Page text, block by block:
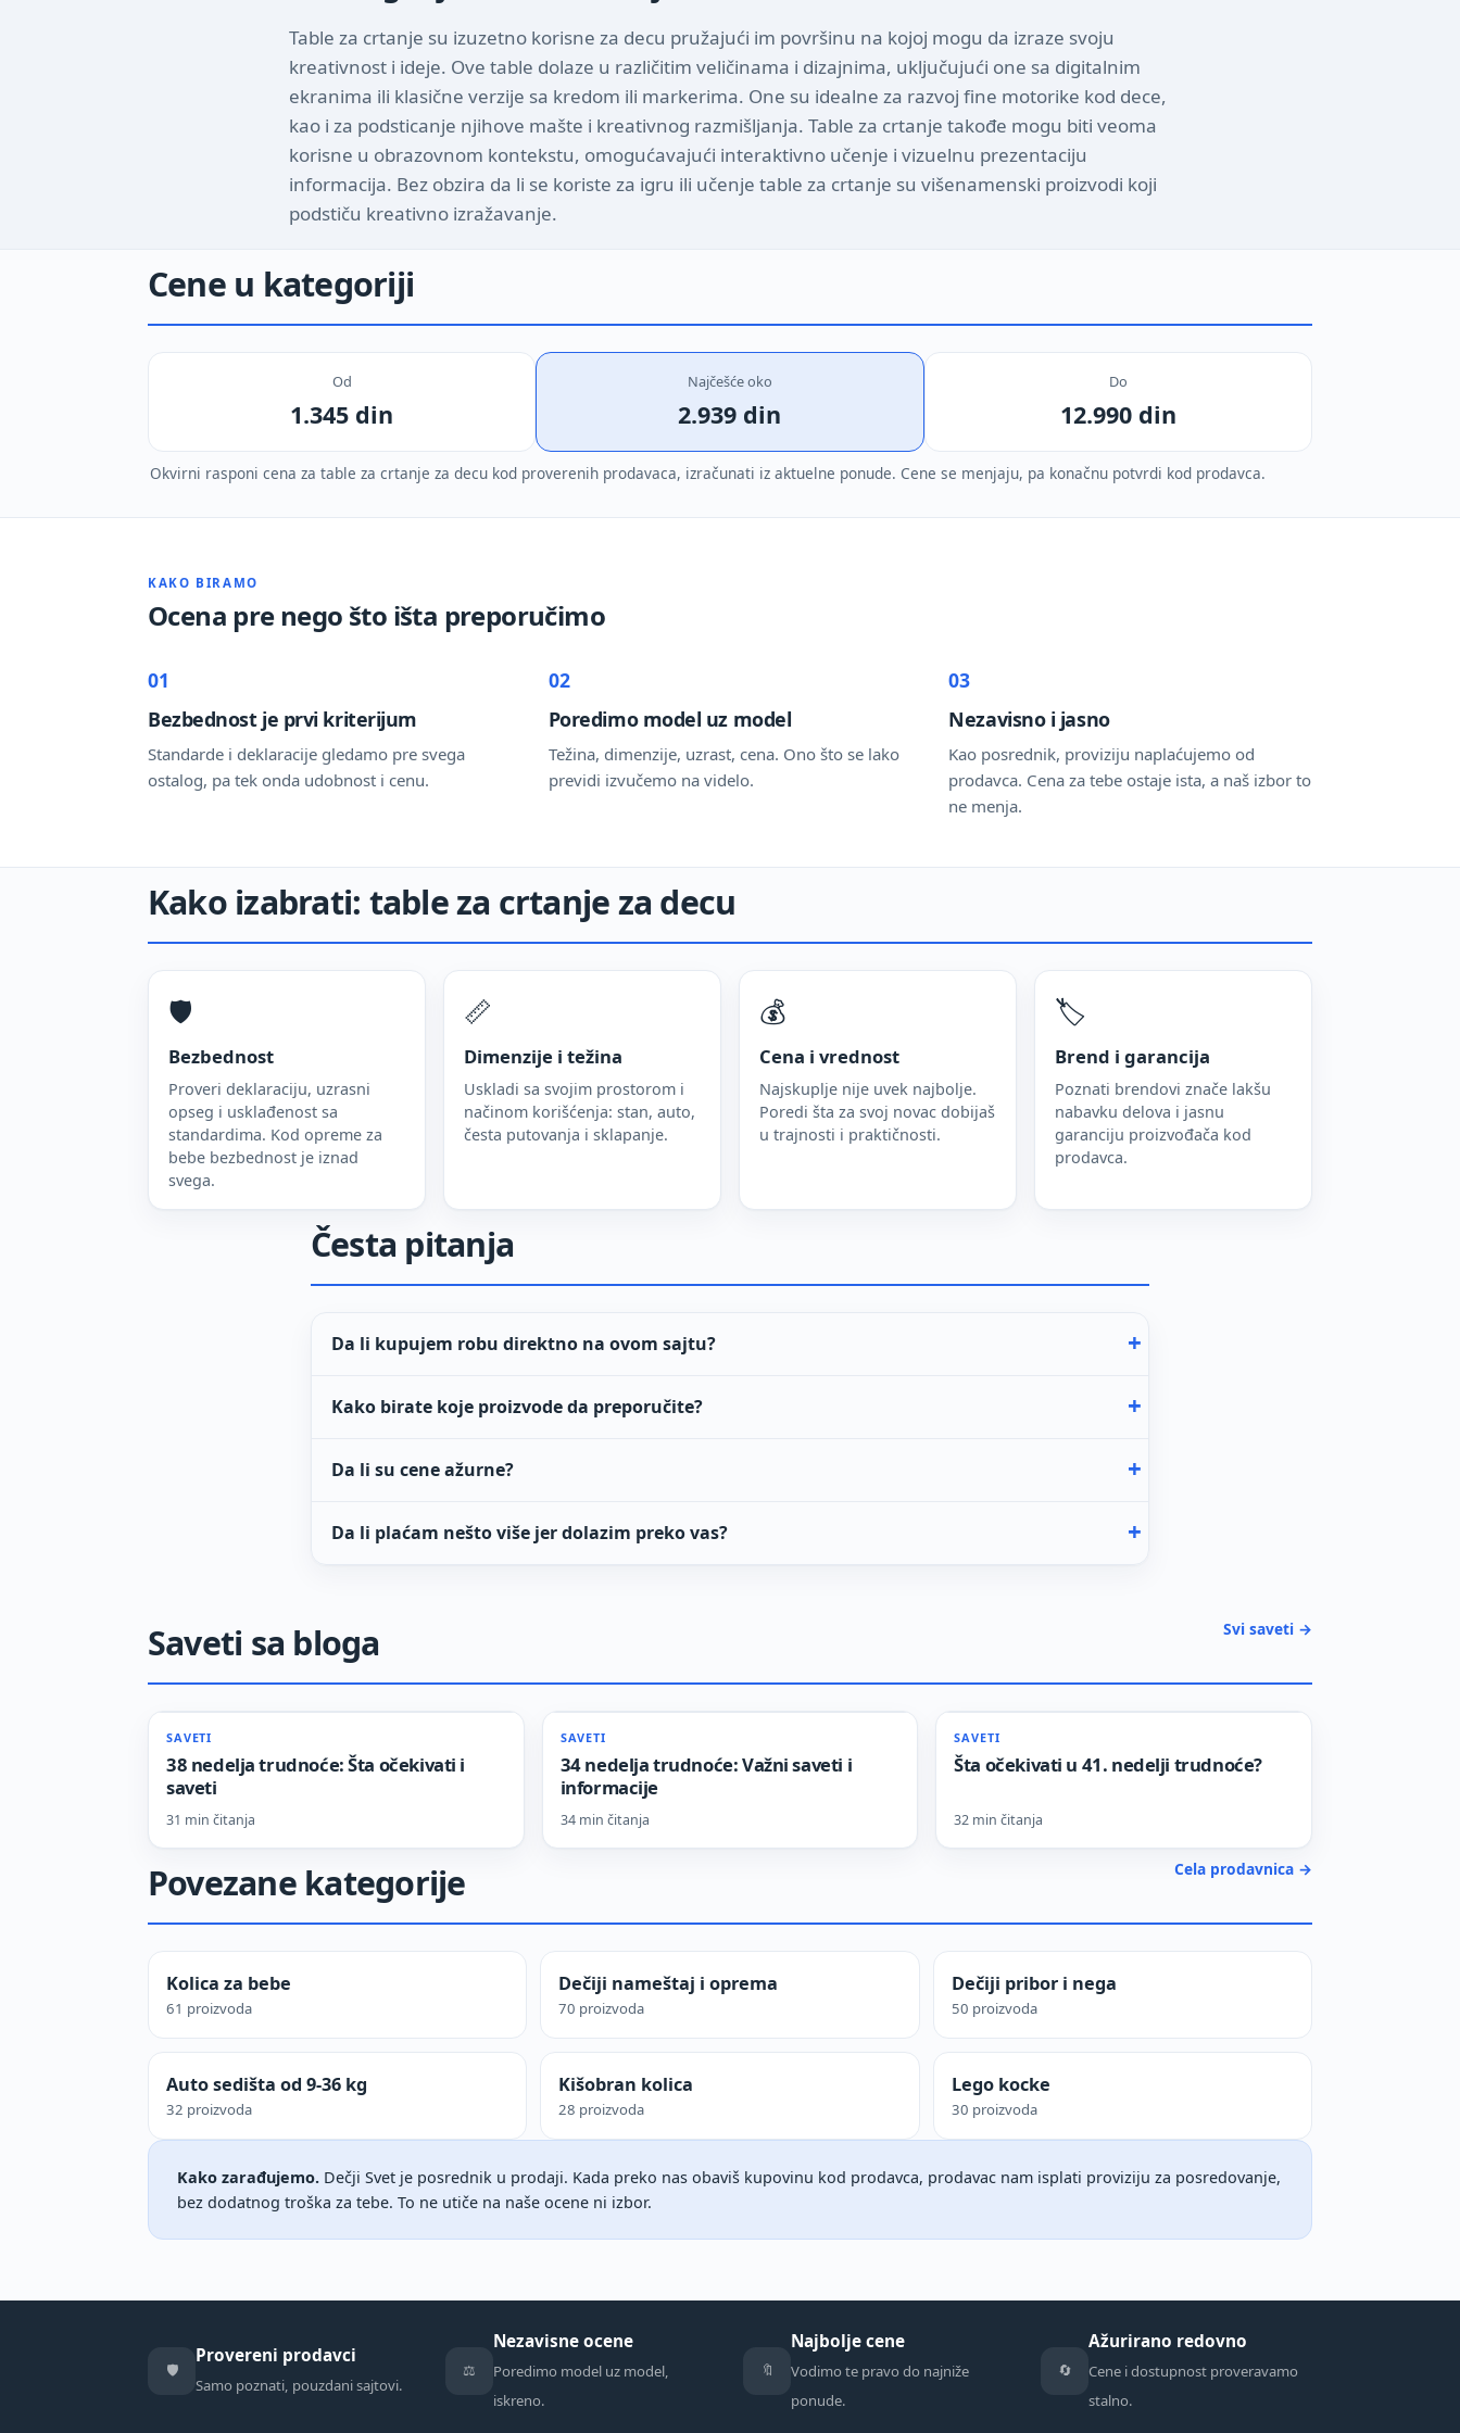
Table za crtanje su izuzetno korisne za decu pružajući im površinu na kojoj mogu da izraze svoju
kreativnost i ideje. Ove table dolaze u različitim veličinama i dizajnima, uključujući one sa digitalnim
ekranima ili klasične verzije sa kredom ili markerima. One su idealne za razvoj fine motorike kod dece,
kao i za podsticanje njihove mašte i kreativnog razmišljanja. Table za crtanje takođe mogu biti veoma
korisne u obrazovnom kontekstu, omogućavajući interaktivno učenje i vizuelnu prezentaciju
informacija. Bez obzira da li se koriste za igru ili učenje table za crtanje su višenamenski proizvodi koji
podstiču kreativno izražavanje.
Cene u kategoriji
Od
1.345 din
Najčešće oko
2.939 din
Do
12.990 din
Okvirni rasponi cena za table za crtanje za decu kod proverenih prodavaca, izračunati iz aktuelne ponude. Cene se menjaju, pa konačnu potvrdi kod prodavca.
KAKO BIRAMO
Ocena pre nego što išta preporučimo
01
Bezbednost je prvi kriterijum
Standarde i deklaracije gledamo pre svega
ostalog, pa tek onda udobnost i cenu.
02
Poredimo model uz model
Težina, dimenzije, uzrast, cena. Ono što se lako
previdi izvučemo na videlo.
03
Nezavisno i jasno
Kao posrednik, proviziju naplaćujemo od
prodavca. Cena za tebe ostaje ista, a naš izbor to
ne menja.
Kako izabrati: table za crtanje za decu
🛡️
Bezbednost
Proveri deklaraciju, uzrasni
opseg i usklađenost sa
standardima. Kod opreme za
bebe bezbednost je iznad
svega.
📏
Dimenzije i težina
Uskladi sa svojim prostorom i
načinom korišćenja: stan, auto,
česta putovanja i sklapanje.
💰
Cena i vrednost
Najskuplje nije uvek najbolje.
Poredi šta za svoj novac dobijaš
u trajnosti i praktičnosti.
🏷️
Brend i garancija
Poznati brendovi znače lakšu
nabavku delova i jasnu
garanciju proizvođača kod
prodavca.
Česta pitanja
Da li kupujem robu direktno na ovom sajtu?
Kako birate koje proizvode da preporučite?
Da li su cene ažurne?
Da li plaćam nešto više jer dolazim preko vas?
Saveti sa bloga Svi saveti →
SAVETI
38 nedelja trudnoće: Šta očekivati i
saveti
31 min čitanja
SAVETI
34 nedelja trudnoće: Važni saveti i
informacije
34 min čitanja
SAVETI
Šta očekivati u 41. nedelji trudnoće?
32 min čitanja
Povezane kategorije Cela prodavnica →
Kolica za bebe
61 proizvoda
Dečiji nameštaj i oprema
70 proizvoda
Dečiji pribor i nega
50 proizvoda
Auto sedišta od 9-36 kg
32 proizvoda
Kišobran kolica
28 proizvoda
Lego kocke
30 proizvoda
Kako zarađujemo. Dečji Svet je posrednik u prodaji. Kada preko nas obaviš kupovinu kod prodavca, prodavac nam isplati proviziju za posredovanje,
bez dodatnog troška za tebe. To ne utiče na naše ocene ni izbor.
🛡️
Provereni prodavci
Samo poznati, pouzdani sajtovi.
⚖️
Nezavisne ocene
Poredimo model uz model,
iskreno.
🔖
Najbolje cene
Vodimo te pravo do najniže
ponude.
🔄
Ažurirano redovno
Cene i dostupnost proveravamo
stalno.